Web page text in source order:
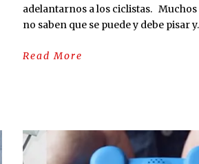
adelantarnos a los ciclistas.
no saben que se puede y debe pisar
Read More